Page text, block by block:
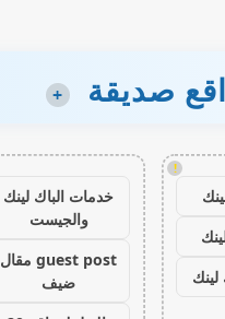
صديقة +
!
لينك
خدمات الباك لينك
والجيست
guest post مقال
ضيف